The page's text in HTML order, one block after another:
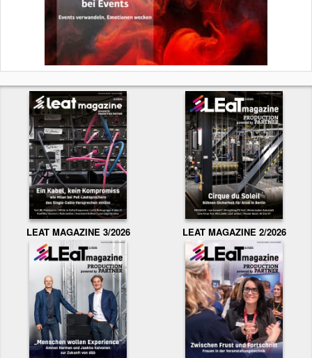
LEAT MAGAZINE 3/2026 LEAT MAGAZINE 2/2026